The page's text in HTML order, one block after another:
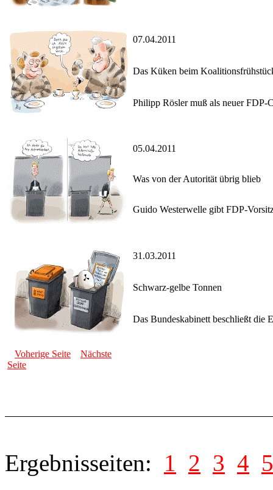
07.04.2011
Das Küken beim
Philipp Rösler muß als neuer FDP-
05.04.2011
Was von der Autorität übrig blieb
Guido Westerwelle gibt FDP-
31.03.2011
Schwarz-gelbe Tonnen
Das Bundeskabinett beschließt die
Voherige Seite
Nächste
Seite
Ergebnisseiten: 1 2 3 4 5